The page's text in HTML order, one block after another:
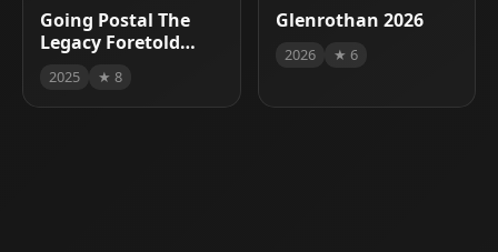
Going Postal The
Legacy Foretold
2025 ★ 8
Glenrothan 2026
2026 ★ 6